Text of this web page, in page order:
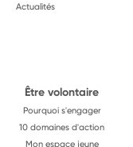
Actualités
Être volontaire
Pourquoi s'engager
10 domaines d'action
Mon espace jeune